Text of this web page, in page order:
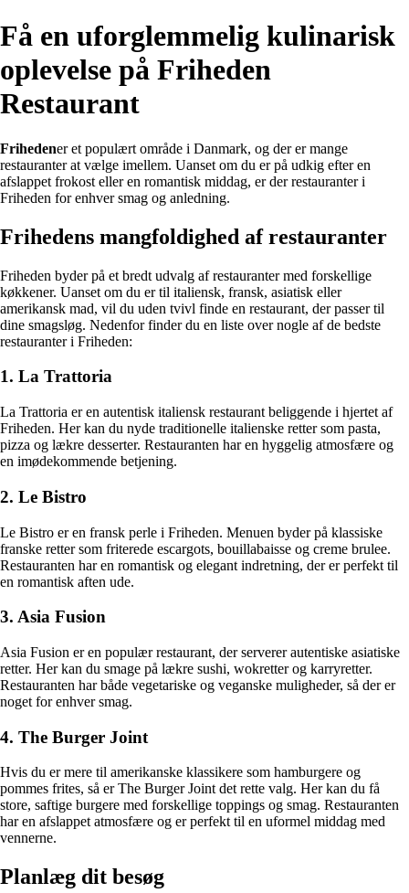
Få en uforglemmelig kulinarisk
oplevelse på Friheden
Restaurant
Frihedener et populært område i Danmark, og der er mange
restauranter at vælge imellem. Uanset om du er på udkig efter en
afslappet frokost eller en romantisk middag, er der restauranter i
Friheden for enhver smag og anledning.
Frihedens mangfoldighed af restauranter
Friheden byder på et bredt udvalg af restauranter med forskellige
køkkener. Uanset om du er til italiensk, fransk, asiatisk eller
amerikansk mad, vil du uden tvivl finde en restaurant, der passer til
dine smagsløg. Nedenfor finder du en liste over nogle af de bedste
restauranter i Friheden:
1. La Trattoria
La Trattoria er en autentisk italiensk restaurant beliggende i hjertet af
Friheden. Her kan du nyde traditionelle italienske retter som pasta,
pizza og lækre desserter. Restauranten har en hyggelig atmosfære og
en imødekommende betjening.
2. Le Bistro
Le Bistro er en fransk perle i Friheden. Menuen byder på klassiske
franske retter som friterede escargots, bouillabaisse og creme brulee.
Restauranten har en romantisk og elegant indretning, der er perfekt til
en romantisk aften ude.
3. Asia Fusion
Asia Fusion er en populær restaurant, der serverer autentiske asiatiske
retter. Her kan du smage på lækre sushi, wokretter og karryretter.
Restauranten har både vegetariske og veganske muligheder, så der er
noget for enhver smag.
4. The Burger Joint
Hvis du er mere til amerikanske klassikere som hamburgere og
pommes frites, så er The Burger Joint det rette valg. Her kan du få
store, saftige burgere med forskellige toppings og smag. Restauranten
har en afslappet atmosfære og er perfekt til en uformel middag med
vennerne.
Planlæg dit besøg